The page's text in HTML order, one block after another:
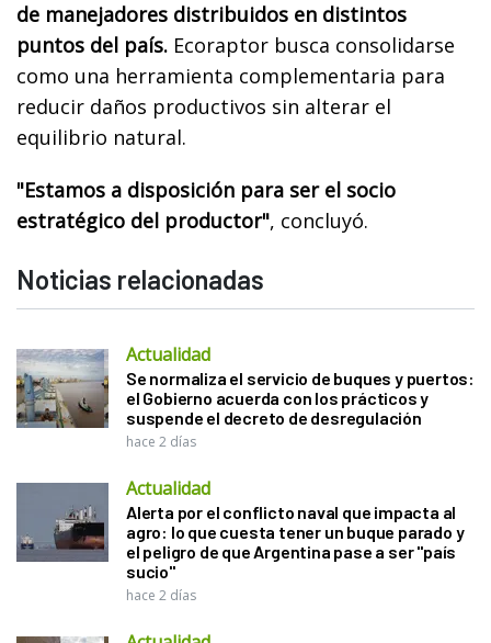
de manejadores distribuidos en distintos
puntos del país. Ecoraptor busca consolidarse
como una herramienta complementaria para
reducir daños productivos sin alterar el
equilibrio natural.
"Estamos a disposición para ser el socio
estratégico del productor", concluyó.
Noticias relacionadas
Actualidad
Se normaliza el servicio de buques y puertos:
el Gobierno acuerda con los prácticos y
suspende el decreto de desregulación
hace 2 días
Actualidad
Alerta por el conflicto naval que impacta al
agro: lo que cuesta tener un buque parado y
el peligro de que Argentina pase a ser "país
sucio"
hace 2 días